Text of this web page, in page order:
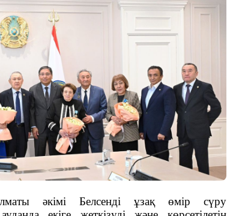
әкімі Белсенді ұзақ өмір сүру